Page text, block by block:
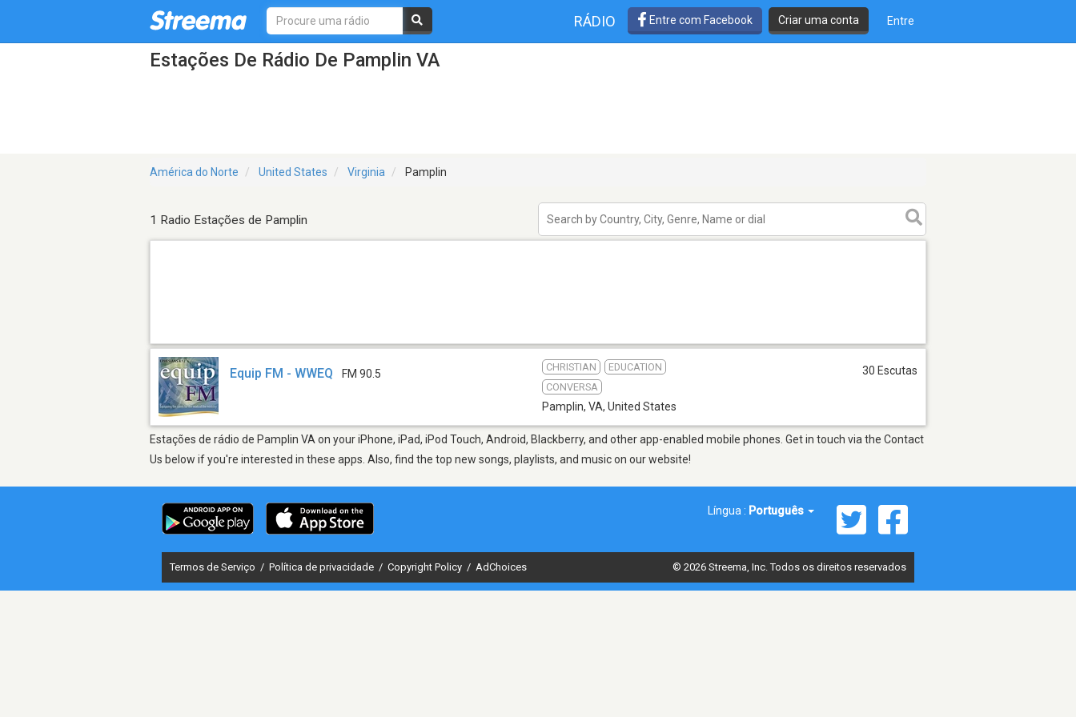
RÁDIO Entre com Facebook Criar uma conta Entre
Estações De Rádio De Pamplin VA
América do Norte United States Virginia Pamplin
1 Radio Estações de Pamplin
Equip FM - WWEQ FM 90.5
CHRISTIAN
EDUCATION
CONVERSA
Pamplin, VA, United States
30 Escutas
Estações de rádio de Pamplin VA on your iPhone, iPad, iPod Touch, Android, Blackberry, and other app-enabled mobile phones. Get in touch via the Contact
Us below if you're interested in these apps. Also, find the top new songs, playlists, and music on our website!
Língua : Português
Termos de Serviço / Política de privacidade / Copyright Policy / AdChoices © 2026 Streema, Inc. Todos os direitos reservados